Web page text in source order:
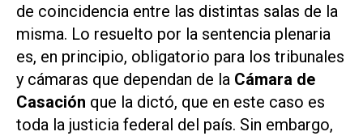
de coincidencia entre las distintas salas de la
misma. Lo resuelto por la sentencia plenaria
es, en principio, obligatorio para los tribunales
y cámaras que dependan de la Cámara de
Casación que la dictó, que en este caso es
toda la justicia federal del país. Sin embargo,